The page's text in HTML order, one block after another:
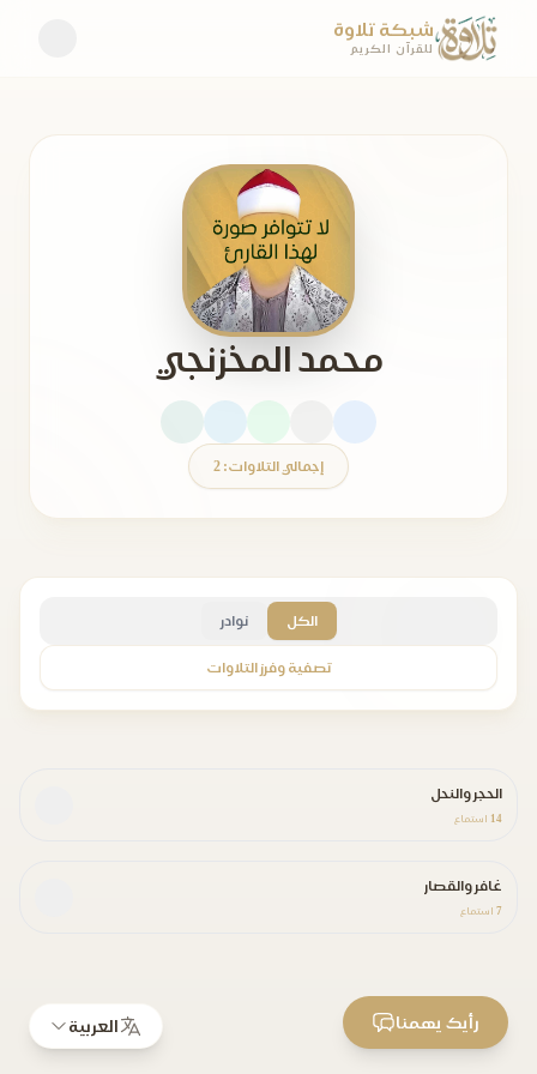
شبكة تلاوة
للقرآن الكريم
محمد المخزنجي
إجمالي التلاوات: 2
الكل نوادر
تصفية وفرز التلاوات
الحجر والنحل
14 استماع
غافر والقصار
7 استماع
العربية رأيك يهمنا